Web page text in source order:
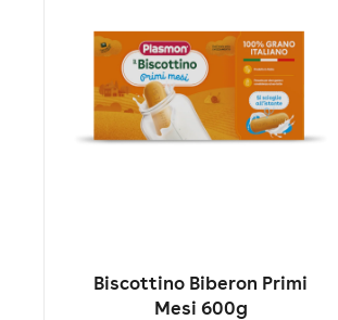
Biscottino Biberon Primi
Mesi 600g